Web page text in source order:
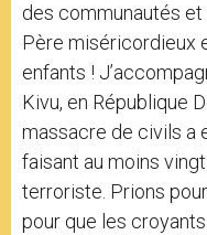
des communautés
Père miséricordieux
enfants !
Kivu, en République
massacre de civils a
faisant au moins
terroriste. Prions
pour que les